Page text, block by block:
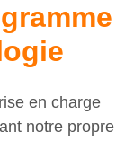
en charge
notre propre